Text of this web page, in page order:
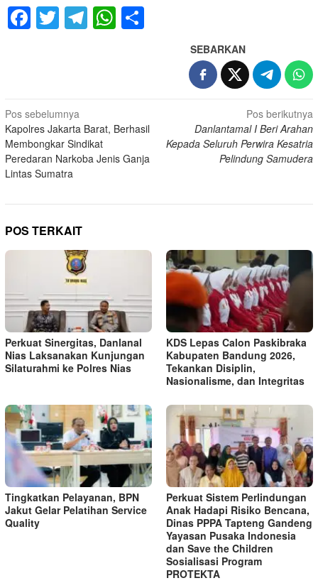
Facebook
Twitter
Telegram
WhatsApp
SEBARKAN
Navigasi
pos
Pos sebelumnya
Kapolres Jakarta Barat, Berhasil
Membongkar Sindikat
Peredaran Narkoba Jenis Ganja
Lintas Sumatra
Pos berikutnya
Danlantamal I Beri Arahan
Kepada Seluruh Perwira Kesatria
Pelindung Samudera
POS TERKAIT
Perkuat Sinergitas, Danlanal
Nias Laksanakan Kunjungan
Silaturahmi ke Polres Nias
KDS Lepas Calon Paskibraka
Kabupaten Bandung 2026,
Tekankan Disiplin,
Nasionalisme, dan Integritas
Tingkatkan Pelayanan, BPN
Jakut Gelar Pelatihan Service
Quality
Perkuat Sistem Perlindungan
Anak Hadapi Risiko Bencana,
Dinas PPPA Tapteng Gandeng
Yayasan Pusaka Indonesia
dan Save the Children
Sosialisasi Program
PROTEKTA